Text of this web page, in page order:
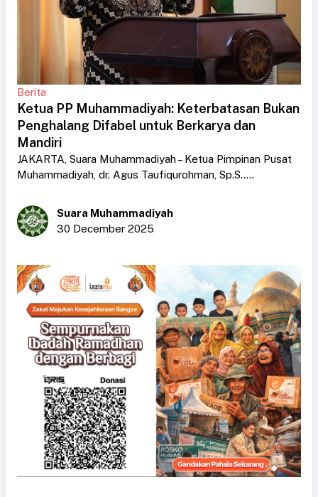
Berita
Ketua PP Muhammadiyah: Keterbatasan Bukan
Penghalang Difabel untuk Berkarya dan
Mandiri
JAKARTA, Suara Muhammadiyah – Ketua Pimpinan Pusat
Muhammadiyah, dr. Agus Taufiqurohman, Sp.S.....
Suara Muhammadiyah
30 December 2025